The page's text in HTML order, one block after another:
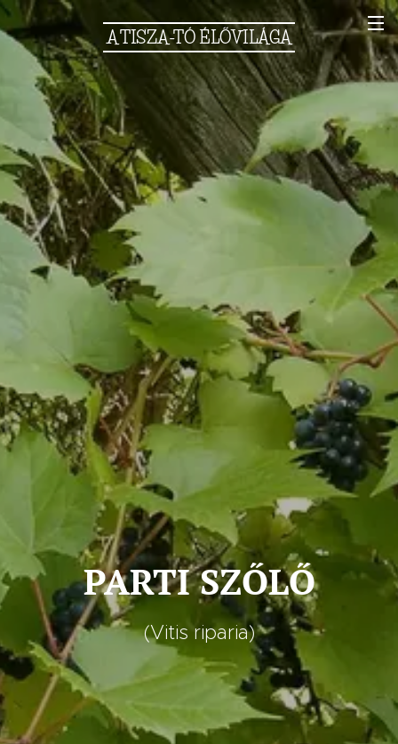
ATISZA-TÓÉLŐVILÁGA
PARTI SZŐLŐ
(Vitis riparia)